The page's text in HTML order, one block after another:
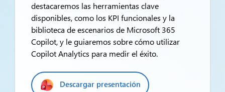
destacaremos las herramientas clave
disponibles, como los KPI funcionales y la
biblioteca de escenarios de Microsoft 365
Copilot, y le guiaremos sobre cómo utilizar
Copilot Analytics para medir el éxito.
Descargar presentación